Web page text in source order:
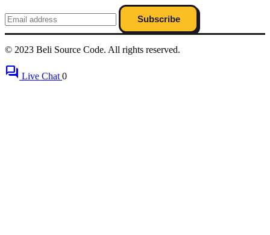
Subscribe
© 2023 Beli Source Code. All rights reserved.
forum Live Chat 0